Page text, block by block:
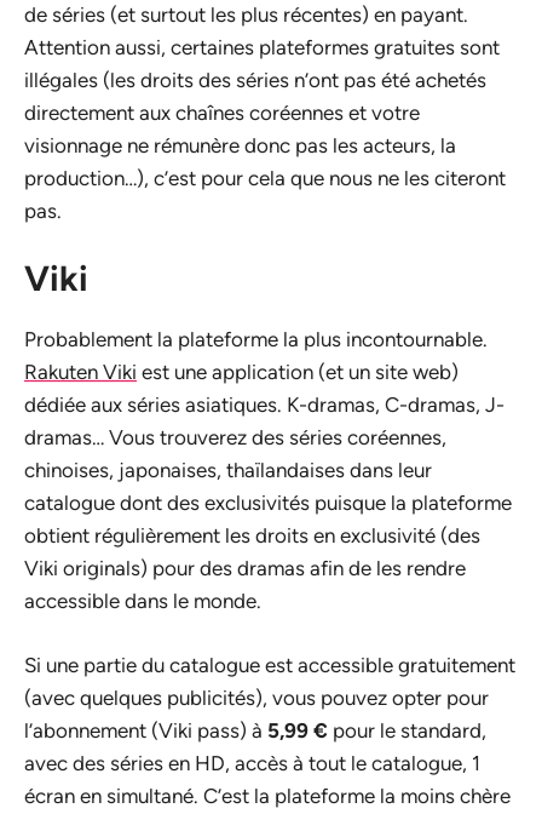
de séries (et surtout les plus récentes) en payant.
Attention aussi, certaines plateformes gratuites sont
illégales (les droits des séries n’ont pas été achetés
directement aux chaînes coréennes et votre
visionnage ne rémunère donc pas les acteurs, la
production…), c’est pour cela que nous ne les citeront
pas.
Viki
Probablement la plateforme la plus incontournable.
Rakuten Viki est une application (et un site web)
dédiée aux séries asiatiques. K-dramas, C-dramas, J-
dramas… Vous trouverez des séries coréennes,
chinoises, japonaises, thaïlandaises dans leur
catalogue dont des exclusivités puisque la plateforme
obtient régulièrement les droits en exclusivité (des
Viki originals) pour des dramas afin de les rendre
accessible dans le monde.
Si une partie du catalogue est accessible gratuitement
(avec quelques publicités), vous pouvez opter pour
l’abonnement (Viki pass) à 5,99 € pour le standard,
avec des séries en HD, accès à tout le catalogue, 1
écran en simultané. C’est la plateforme la moins chère